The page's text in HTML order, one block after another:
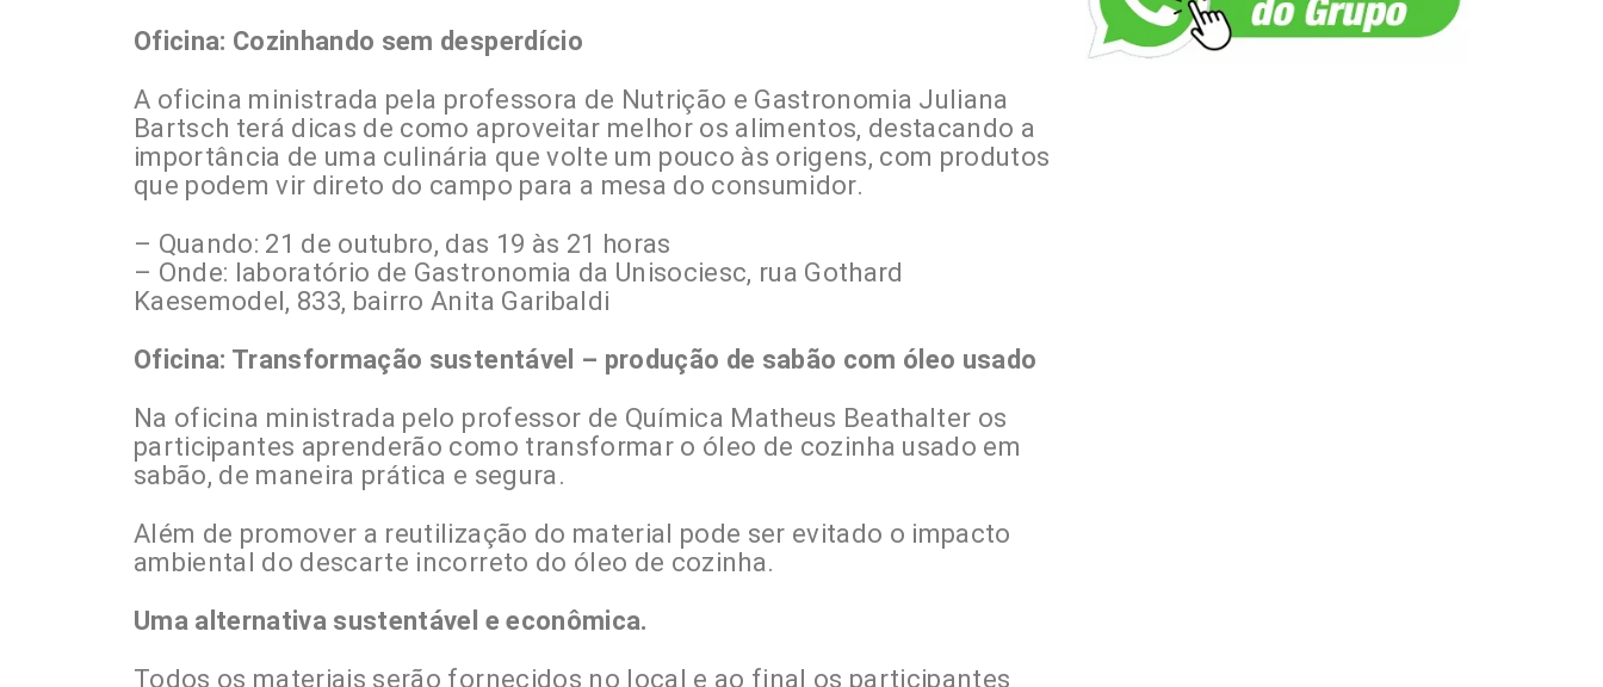
Oficina: Cozinhando sem desperdício
A oficina ministrada pela professora de Nutrição e Gastronomia Juliana
Bartsch terá dicas de como aproveitar melhor os alimentos, destacando a
importância de uma culinária que volte um pouco às origens, com produtos
que podem vir direto do campo para a mesa do consumidor.
– Quando: 21 de outubro, das 19 às 21 horas
– Onde: laboratório de Gastronomia da Unisociesc, rua Gothard
Kaesemodel, 833, bairro Anita Garibaldi
Oficina: Transformação sustentável – produção de sabão com óleo usado
Na oficina ministrada pelo professor de Química Matheus Beathalter os
participantes aprenderão como transformar o óleo de cozinha usado em
sabão, de maneira prática e segura.
Além de promover a reutilização do material pode ser evitado o impacto
ambiental do descarte incorreto do óleo de cozinha.
Uma alternativa sustentável e econômica.
Todos os materiais serão fornecidos no local e ao final os participantes